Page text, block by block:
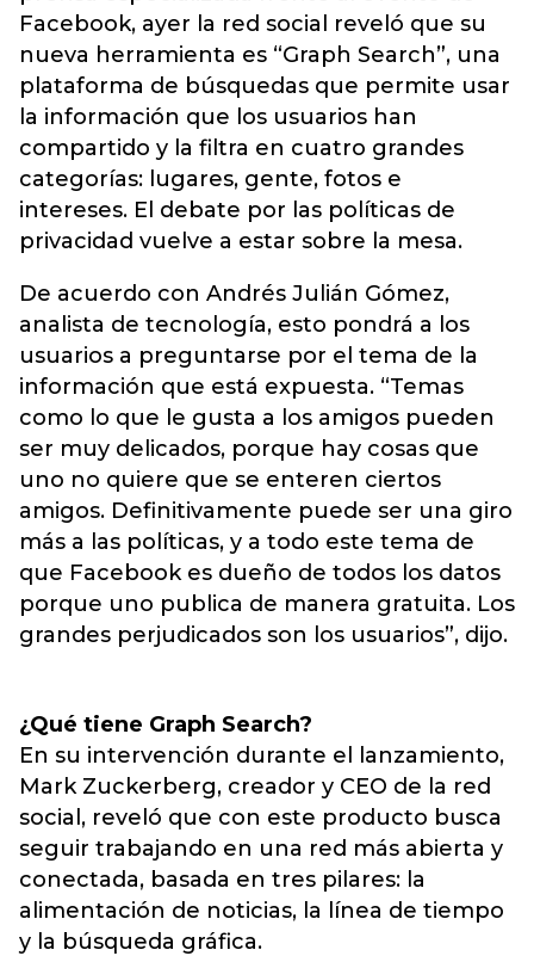
Facebook, ayer la red social reveló que su
nueva herramienta es “Graph Search”, una
plataforma de búsquedas que permite usar
la información que los usuarios han
compartido y la filtra en cuatro grandes
categorías: lugares, gente, fotos e
intereses. El debate por las políticas de
privacidad vuelve a estar sobre la mesa.
De acuerdo con Andrés Julián Gómez,
analista de tecnología, esto pondrá a los
usuarios a preguntarse por el tema de la
información que está expuesta. “Temas
como lo que le gusta a los amigos pueden
ser muy delicados, porque hay cosas que
uno no quiere que se enteren ciertos
amigos. Definitivamente puede ser una giro
más a las políticas, y a todo este tema de
que Facebook es dueño de todos los datos
porque uno publica de manera gratuita. Los
grandes perjudicados son los usuarios”, dijo.
¿Qué tiene Graph Search?
En su intervención durante el lanzamiento,
Mark Zuckerberg, creador y CEO de la red
social, reveló que con este producto busca
seguir trabajando en una red más abierta y
conectada, basada en tres pilares: la
alimentación de noticias, la línea de tiempo
y la búsqueda gráfica.